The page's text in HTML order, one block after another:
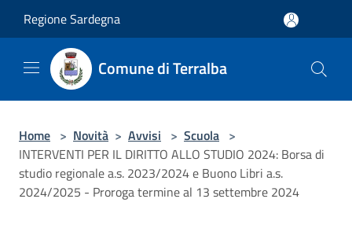
Regione Sardegna
Comune di Terralba
Home > Novità > Avvisi > Scuola >
INTERVENTI PER IL DIRITTO ALLO STUDIO 2024: Borsa di
studio regionale a.s. 2023/2024 e Buono Libri a.s.
2024/2025 - Proroga termine al 13 settembre 2024